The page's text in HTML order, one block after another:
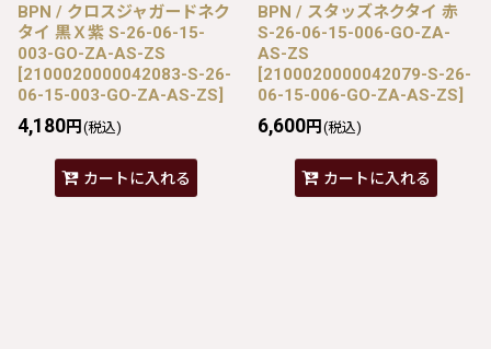
BPN / クロスジャガードネク
タイ 黒Ｘ紫 S-26-06-15-
003-GO-ZA-AS-ZS
[2100020000042083-S-26-
06-15-003-GO-ZA-AS-ZS]
4,180円 (税込)
カートに入れる
BPN / スタッズネクタイ 赤
S-26-06-15-006-GO-ZA-
AS-ZS
[2100020000042079-S-26-
06-15-006-GO-ZA-AS-ZS]
6,600円 (税込)
カートに入れる